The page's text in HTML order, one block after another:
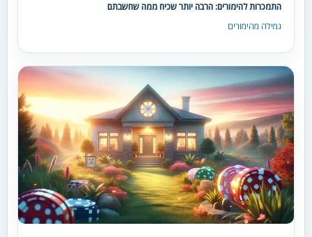
התמכרות להימורים: הרבה יותר שכיח ממה שחשבתם
גמילה מהימורים